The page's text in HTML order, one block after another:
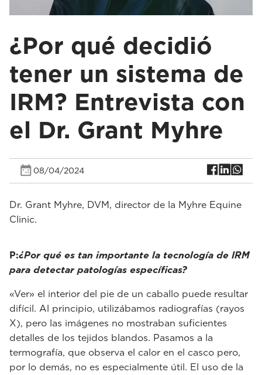
¿Por qué decidió
tener un sistema de
IRM? Entrevista con
el Dr. Grant Myhre
08/04/2024
Dr. Grant Myhre, DVM, director de la Myhre Equine
Clinic.
P:¿Por qué es tan importante la tecnología de IRM
para detectar patologías específicas?
«Ver» el interior del pie de un caballo puede resultar
difícil. Al principio, utilizábamos radiografías (rayos
X), pero las imágenes no mostraban suficientes
detalles de los tejidos blandos. Pasamos a la
termografía, que observa el calor en el casco pero,
por lo demás, no es especialmente útil. El uso de la